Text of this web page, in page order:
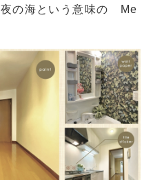
夜の海という意味の Me